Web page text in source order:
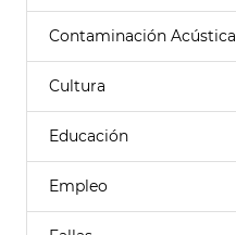
Contaminación Acústica
Cultura
Educación
Empleo